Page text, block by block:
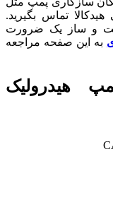
تماس بگیرید.
و ساز یک ضرورت
به این صفحه مراجعه
هیدرولیک